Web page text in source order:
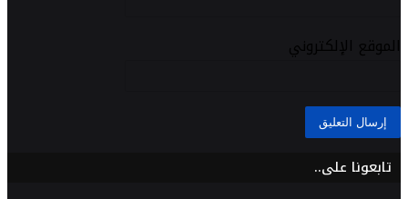
الموقع الإلكتروني
تابعونا على..